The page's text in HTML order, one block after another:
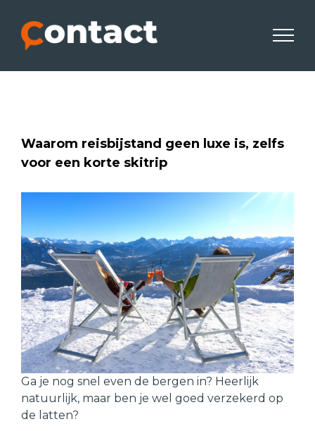
content
Waarom reisbijstand geen luxe is, zelfs
voor een korte skitrip
Larger
Image
Ga je nog snel even de bergen in? Heerlijk
natuurlijk, maar ben je wel goed verzekerd op
de latten?